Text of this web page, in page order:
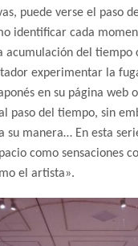
puede verse el paso
identificar cada
acumulación del tiempo
experimentar la
en su página web
paso del tiempo, sin
su manera… En esta
como sensaciones
el artista».